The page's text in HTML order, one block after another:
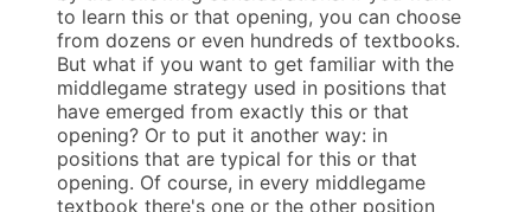
to learn this or that opening, you can choose
from dozens or even hundreds of textbooks.
But what if you want to get familiar with the
middlegame strategy used in positions that
have emerged from exactly this or that
opening? Or to put it another way: in
positions that are typical for this or that
opening. Of course, in every middlegame
textbook there's one or the other position